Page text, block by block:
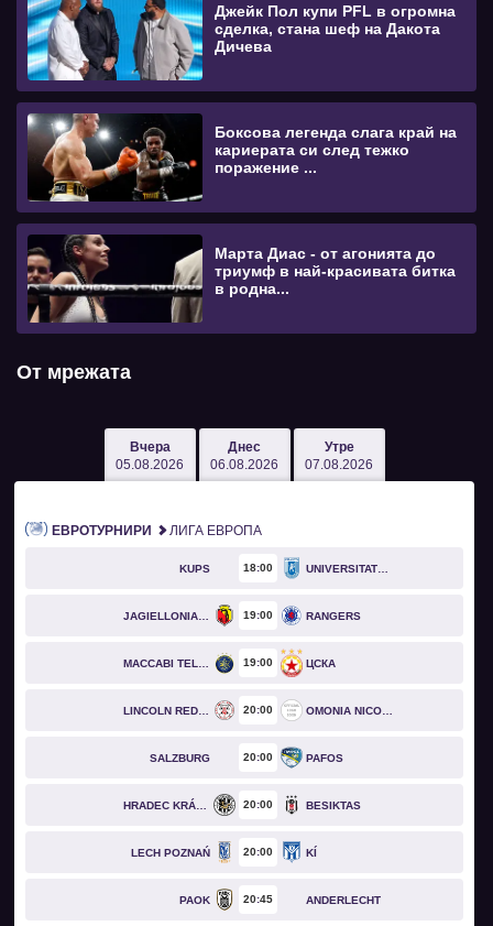
Джейк Пол купи PFL в огромна
сделка, стана шеф на Дакота
Дичева
Боксова легенда слага край на
кариерата си след тежко
поражение ...
Марта Диас - от агонията до
триумф в най-красивата битка
в родна...
От мрежата
Вчера
05.08.2026
Днес
06.08.2026
Утре
07.08.2026
ЕВРОТУРНИРИ ЛИГА ЕВРОПА
KUPS 18 00 UNIVERSITATEA CRAIOVA
JAGIELLONIA BIAŁYSTOK 19 00 RANGERS
19 00 ЦСКА
LINCOLN RED IMPS 20 00 OMONIA NICOSIA
SALZBURG 20 00 PAFOS
HRADEC KRÁLOVÉ 20 00 BESIKTAS
LECH POZNAŃ 20 00 KÍ
PAOK 20 45 ANDERLECHT